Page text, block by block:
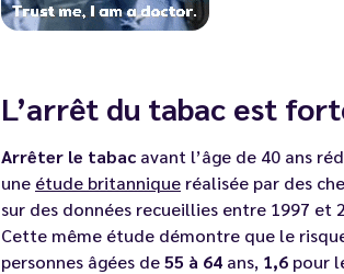
L’arrêt du tabac est
Arrêter le tabac avant l’âge de 40 ans
une étude britannique réalisée par des
sur des données recueillies entre 1997 et
Cette même étude démontre que le
personnes âgées de55 à 64 ans, 1,6 pour